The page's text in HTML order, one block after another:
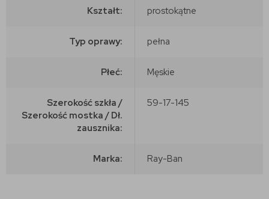
Kształt: prostokątne
Typ oprawy: pełna
Płeć: Męskie
Szerokość szkła /
Szerokość mostka / Dł.
zausznika:
59-17-145
Marka: Ray-Ban